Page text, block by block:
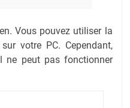
Vous pouvez utiliser la
votre PC. Cependant,
ne peut pas fonctionner